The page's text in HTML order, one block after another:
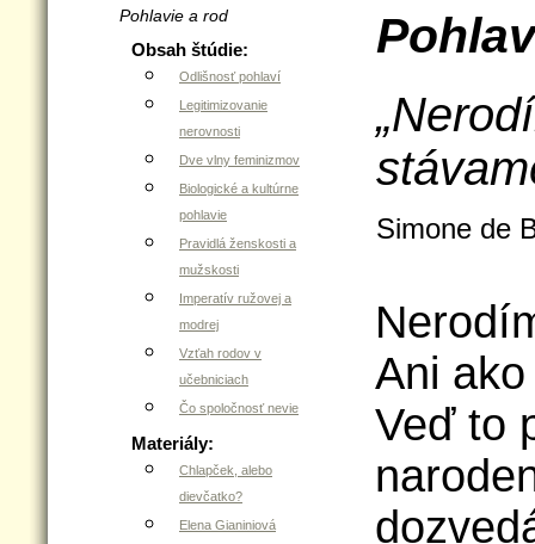
Pohlavie a rod
Obsah štúdie:
Odlišnosť pohlaví
Legitimizovanie
nerovnosti
Dve vlny feminizmov
Biologické a kultúrne
pohlavie
Pravidlá ženskosti a
mužskosti
Imperatív ružovej a
modrej
Vzťah rodov v
učebniciach
Čo spoločnosť nevie
Materiály:
Chlapček, alebo
dievčatko?
Elena Gianiniová
Simone de
Ani
Veď to